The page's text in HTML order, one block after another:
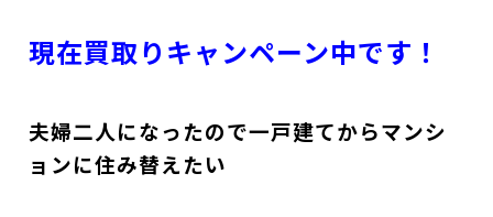
現在買取りキャンペーン中です！
夫婦二人になったので一戸建てからマンシ
ョンに住み替えたい